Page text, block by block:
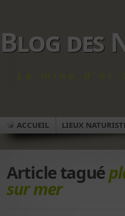
Blog des
La mine d'or
ACCUEIL LIEUX
Article tagué
sur mer